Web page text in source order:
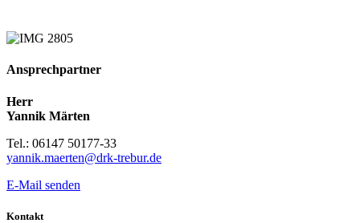
Ansprechpartner
Herr
Yannik Märten
Tel.: 06147 50177-33
yannik.maerten@drk-trebur.de
E-Mail senden
Kontakt